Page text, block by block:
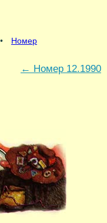
•
Номер
← Номер 12.1990